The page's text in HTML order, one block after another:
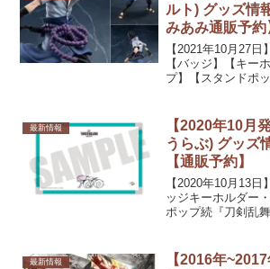
ルト) グッズ情
みあみ通販予約
【2021年10月27
【バッジ】【キー
プ】【スタンドポ
スケ 完成品フィ
最新情報
【2020年10月
うらぶ) グッズ
【通販予約】
【2020年10月13
ッジキーホルダー
ポップ続『刀剣乱
花丸-』 ホワイト
最新情報
【2016年